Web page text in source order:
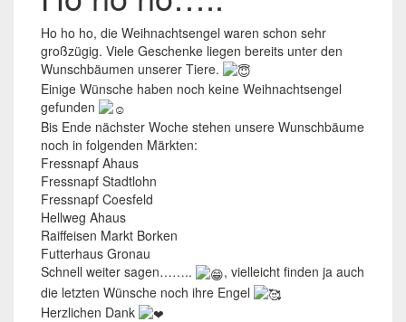
Ho ho ho, die Weihnachtsengel waren schon sehr
großzügig. Viele Geschenke liegen bereits unter den
Wunschbäumen unserer Tiere.
Einige Wünsche haben noch keine Weihnachtsengel
gefunden
Bis Ende nächster Woche stehen unsere Wunschbäume
noch in folgenden Märkten:
Fressnapf Ahaus
Fressnapf Stadtlohn
Fressnapf Coesfeld
Hellweg Ahaus
Raiffeisen Markt Borken
Futterhaus Gronau
Schnell weiter sagen……..
, vielleicht finden ja auch
die letzten Wünsche noch ihre Engel
Herzlichen Dank